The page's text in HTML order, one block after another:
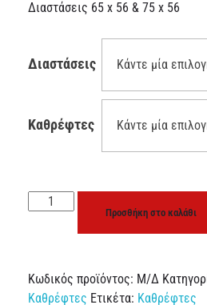
Διαστάσεις 65 x 56 & 75 x 56
Διαστάσεις
Καθρέφτες
Προσθήκη στο καλάθι
Κωδικός προϊόντος: Μ/Δ
Καθρέφτες Ετικέτα: Καθρέφτες